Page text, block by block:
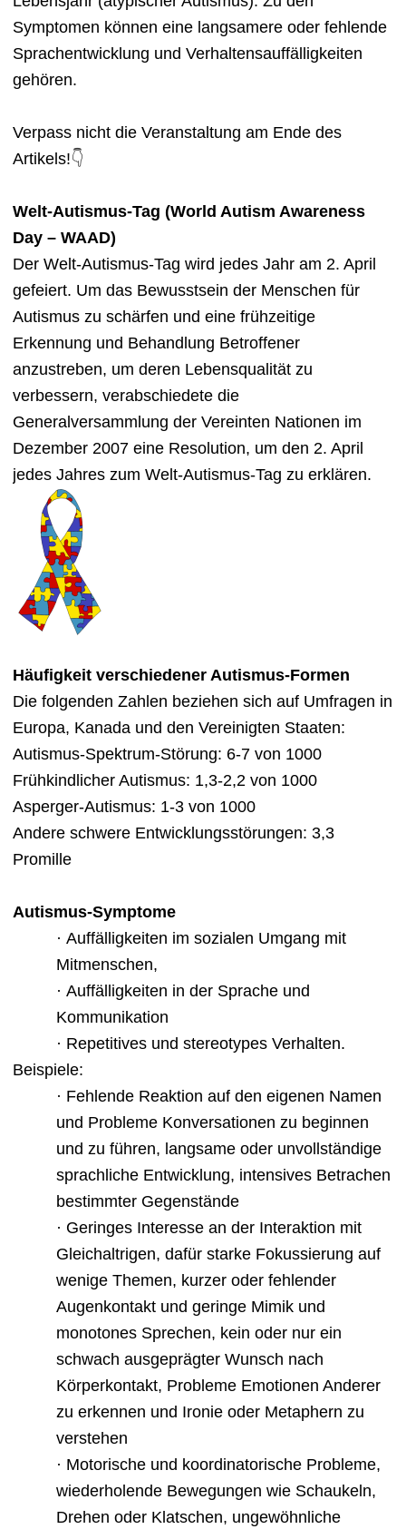
Symptomen können eine langsamere oder fehlende
Sprachentwicklung und Verhaltensauffälligkeiten
gehören.
Verpass nicht die Veranstaltung am Ende des
Artikels!👇
Welt-Autismus-Tag (World Autism Awareness
Day – WAAD)
Der Welt-Autismus-Tag wird jedes Jahr am 2. April
gefeiert. Um das Bewusstsein der Menschen für
Autismus zu schärfen und eine frühzeitige
Erkennung und Behandlung Betroffener
anzustreben, um deren Lebensqualität zu
verbessern, verabschiedete die
Generalversammlung der Vereinten Nationen im
Dezember 2007 eine Resolution, um den 2. April
jedes Jahres zum Welt-Autismus-Tag zu erklären.
Häufigkeit verschiedener Autismus-Formen
Die folgenden Zahlen beziehen sich auf Umfragen in
Europa, Kanada und den Vereinigten Staaten:
Autismus-Spektrum-Störung: 6-7 von 1000
Frühkindlicher Autismus: 1,3-2,2 von 1000
Asperger-Autismus: 1-3 von 1000
Andere schwere Entwicklungsstörungen: 3,3
Promille
Autismus-Symptome
· Auffälligkeiten im sozialen Umgang mit
Mitmenschen,
· Auffälligkeiten in der Sprache und
Kommunikation
· Repetitives und stereotypes Verhalten.
Beispiele:
· Fehlende Reaktion auf den eigenen Namen
und Probleme Konversationen zu beginnen
und zu führen, langsame oder unvollständige
sprachliche Entwicklung, intensives Betrachen
bestimmter Gegenstände
· Geringes Interesse an der Interaktion mit
Gleichaltrigen, dafür starke Fokussierung auf
wenige Themen, kurzer oder fehlender
Augenkontakt und geringe Mimik und
monotones Sprechen, kein oder nur ein
schwach ausgeprägter Wunsch nach
Körperkontakt, Probleme Emotionen Anderer
zu erkennen und Ironie oder Metaphern zu
verstehen
· Motorische und koordinatorische Probleme,
wiederholende Bewegungen wie Schaukeln,
Drehen oder Klatschen, ungewöhnliche